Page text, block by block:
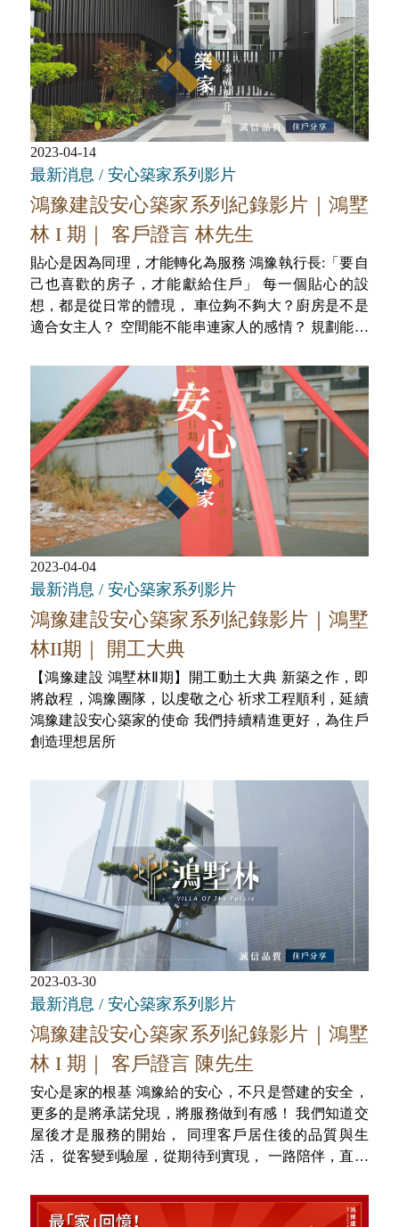
2023-04-14
最新消息 / 安心築家系列影片
鴻豫建設安心築家系列紀錄影片｜鴻墅
林 I 期｜ 客戶證言 林先生
貼心是因為同理，才能轉化為服務 鴻豫執行長:「要自
己也喜歡的房子，才能獻給住戶」 每一個貼心的設
想，都是從日常的體現， 車位夠不夠大？廚房是不是
適合女主人？ 空間能不能串連家人的感情？ 規劃能不
又一次的同理， 換來的實踐。 ​ 鴻豫總是為住戶想得更
多， 用心呈現生活的幸福樣貌。
2023-04-04
最新消息 / 安心築家系列影片
鴻豫建設安心築家系列紀錄影片｜鴻墅
林II期｜ 開工大典
【鴻豫建設 鴻墅林Ⅱ期】開工動土大典 新築之作，即
將啟程，鴻豫團隊，以虔敬之心 祈求工程順利，延續
鴻豫建設安心築家的使命 我們持續精進更好，為住戶
創造理想居所
2023-03-30
最新消息 / 安心築家系列影片
鴻豫建設安心築家系列紀錄影片｜鴻墅
林 I 期｜ 客戶證言 陳先生
安心是家的根基 鴻豫給的安心，不只是營建的安全，
更多的是將承諾兌現，將服務做到有感！ 我們知道交
屋後才是服務的開始， 同理客戶居住後的品質與生
活， 從客變到驗屋，從期待到實現， 一路陪伴，直到